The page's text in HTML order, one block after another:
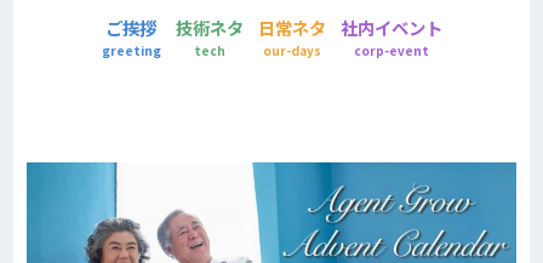
ご挨拶
greeting
技術ネタ
tech
日常ネタ
our-days
社内イベント
corp-event